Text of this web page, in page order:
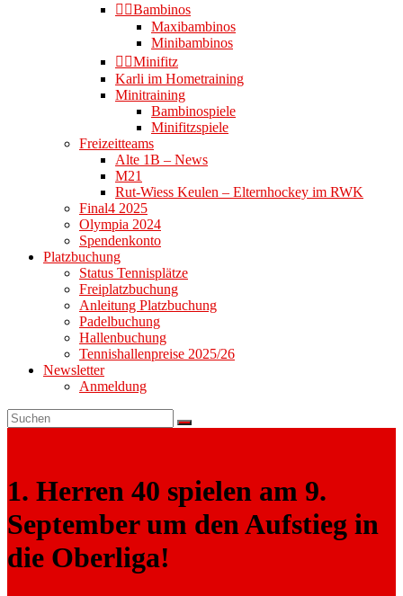
👉🏻Bambinos
Maxibambinos
Minibambinos
👉🏻Minifitz
Karli im Hometraining
Minitraining
Bambinospiele
Minifitzspiele
Freizeitteams
Alte 1B – News
M21
Rut-Wiess Keulen – Elternhockey im RWK
Final4 2025
Olympia 2024
Spendenkonto
Platzbuchung
Status Tennisplätze
Freiplatzbuchung
Anleitung Platzbuchung
Padelbuchung
Hallenbuchung
Tennishallenpreise 2025/26
Newsletter
Anmeldung
1. Herren 40 spielen am 9.
September um den Aufstieg in
die Oberliga!